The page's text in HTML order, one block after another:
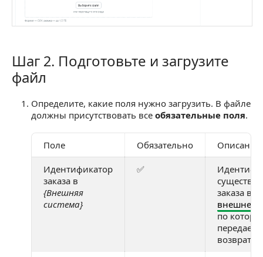
Шаг 2. Подготовьте и загрузите файл
Шаг 2. Подготовьте и загрузите
файл
Определите, какие поля нужно загрузить. В файле
должны присутствовать все обязательные поля.
Поле Обязательно Описание
Идентификатор
заказа в
{Внешняя
система}
✅
заказа во
внешней
по
возврат